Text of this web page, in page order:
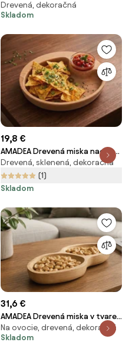
srdca, masívne drevo, rozmer
13,5x13,5x4,5 cm
Drevená, dekoračná
Skladom
19,8 €
AMADEA Drevená miska nachos
oválna, masívne drevo, rozmer
25x20x4, 5 cm
Drevená, sklenená, dekoračná
(1)
Skladom
31,6 €
AMADEA Drevená miska v tvare
arašidového orieška, oblé dno,
masívne drevo, 28x13x4,5 cm
Na ovocie, drevená, dekoračná
Skladom